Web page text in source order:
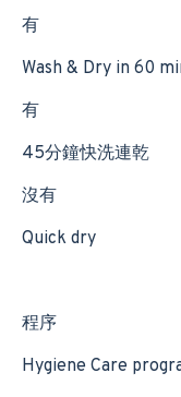
有
Wash & Dry in 60
有
45分鐘快洗連乾
沒有
Quick dry
程序
Hygiene Care